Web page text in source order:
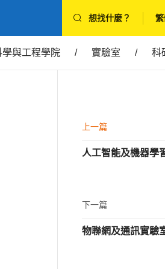
想找什麼？
學與工程學院 / 實驗室 / 科
上一篇
人工智能及機器學
下一篇
物聯網及通訊實驗